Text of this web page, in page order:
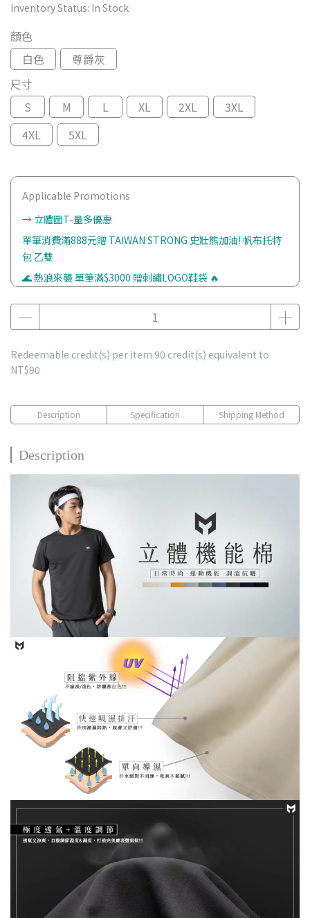
Inventory Status: In Stock
顏色
白色
尊爵灰
尺寸
S
M L XL 2XL
3XL
4XL
5XL
Applicable Promotions
→ 立體圖T-量多優惠
單筆消費滿888元贈 TAIWAN STRONG 史壯熊加油! 帆布托特
包 乙雙
🌊 熱浪來襲 單筆滿$3000 贈刺繡LOGO鞋袋 🔥
Redeemable credit(s) per item 90 credit(s) equivalent to
NT$90
Description Specification Shipping Method
Description